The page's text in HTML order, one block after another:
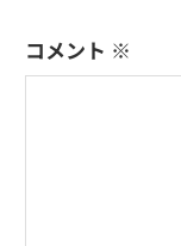
シ
コメント ※